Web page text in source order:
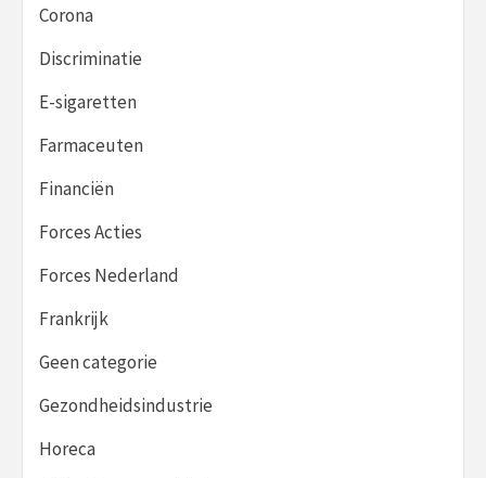
Corona
Discriminatie
E-sigaretten
Farmaceuten
Financiën
Forces Acties
Forces Nederland
Frankrijk
Geen categorie
Gezondheidsindustrie
Horeca